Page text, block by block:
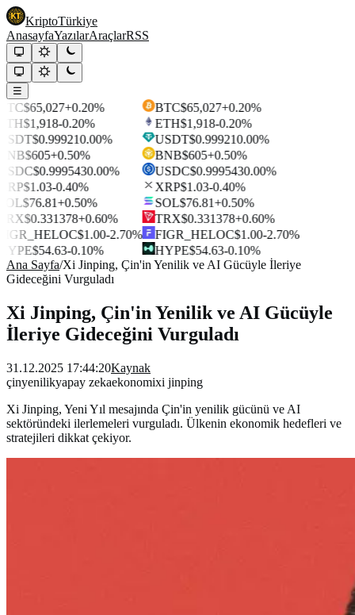
KriptoTürkiye
AnasayfaYazılarAraçlarRSS
☰
$65,027+0.20%
$1,918-0.20%
$0.999210.00%
$605+0.50%
$0.9995430.00%
$1.03-0.40%
$76.81+0.50%
$0.331378+0.60%
$1.00-2.70%
$54.63-0.10%
BTC$65,027+0.20%
ETH$1,918-0.20%
USDT$0.999210.00%
BNB$605+0.50%
USDC$0.9995430.00%
XRP$1.03-0.40%
SOL$76.81+0.50%
TRX$0.331378+0.60%
FIGR_HELOC$1.00-2.70%
HYPE$54.63-0.10%
Ana Sayfa/Xi Jinping, Çin'in Yenilik ve AI Gücüyle İleriye
Gideceğini Vurguladı
Xi Jinping, Çin'in Yenilik ve AI Gücüyle
İleriye Gideceğini Vurguladı
31.12.2025 17:44:20Kaynak
çinyenilikyapay zekaekonomixi jinping
Xi Jinping, Yeni Yıl mesajında Çin'in yenilik gücünü ve AI
sektöründeki ilerlemeleri vurguladı. Ülkenin ekonomik hedefleri ve
stratejileri dikkat çekiyor.